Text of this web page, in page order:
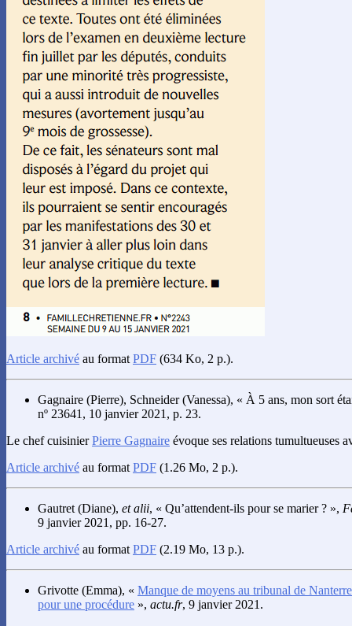
Article archivé au format PDF (634 Ko, 2 p.).
Gagnaire (Pierre), Schneider(Vanessa), « À 5 ans, mon sort
nº 23641, 10 janvier 2021, p. 23.
Le chef cuisinierPierre Gagnaire évoque ses relations tumultueuses
Article archivé au format PDF (1.26 Mo, 2 p.).
Gautret (Diane), et alii, « Qu’attendent-ils pour se marier ? »,
9 janvier 2021, pp. 16-27.
Article archivé au format PDF (2.19 Mo, 13 p.).
Grivotte (Emma), « Manque de moyens au tribunal de
pour une procédure », actu.fr, 9 janvier 2021.